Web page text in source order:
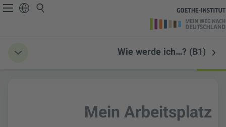
Wie werde ich…? (B1)
Mein Arbeitsplatz